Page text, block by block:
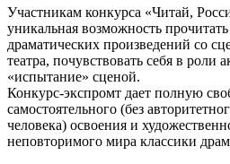
Участникам конкурса «Читай,
уникальная возможность
драматических произведений со
театра, почувствовать себя в роли
«испытание» сценой.
Конкурс-экспромт дает полную
самостоятельного (без
человека) освоения и
неповторимого мира классики